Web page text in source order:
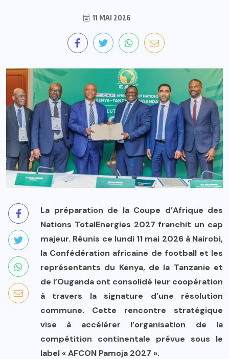
11 MAI 2026
La préparation de la Coupe d’Afrique des
Nations TotalEnergies 2027 franchit un cap
majeur. Réunis ce lundi 11 mai 2026 à Nairobi,
la Confédération africaine de football et les
représentants du Kenya, de la Tanzanie et
de l’Ouganda ont consolidé leur coopération
à travers la signature d’une résolution
commune. Cette rencontre stratégique
vise à accélérer l’organisation de la
compétition continentale prévue sous le
label « AFCON Pamoja 2027 ».